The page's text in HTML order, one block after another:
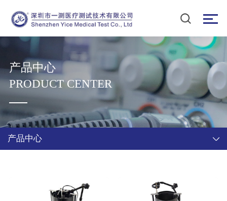
产品中心
PRODUCT CENTER
产品中心